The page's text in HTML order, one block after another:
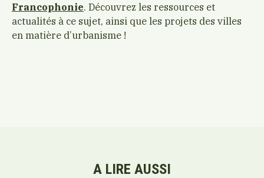
Francophonie. Découvrez les ressources et
actualités à ce sujet, ainsi que les projets des villes
en matière d’urbanisme !
A LIRE AUSSI